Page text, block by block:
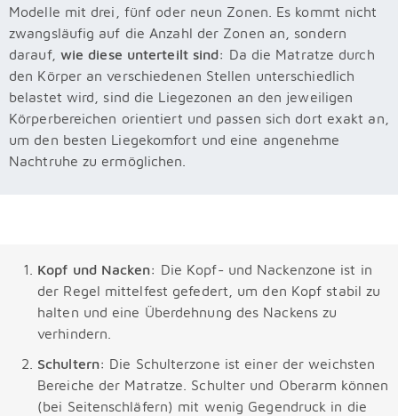
Modelle mit drei, fünf oder neun Zonen. Es kommt nicht
zwangsläufig auf die Anzahl der Zonen an, sondern
darauf, wie diese unterteilt sind: Da die Matratze durch
den Körper an verschiedenen Stellen unterschiedlich
belastet wird, sind die Liegezonen an den jeweiligen
Körperbereichen orientiert und passen sich dort exakt an,
um den besten Liegekomfort und eine angenehme
Nachtruhe zu ermöglichen.
Kopf und Nacken: Die Kopf- und Nackenzone ist in
der Regel mittelfest gefedert, um den Kopf stabil zu
halten und eine Überdehnung des Nackens zu
verhindern.
Schultern: Die Schulterzone ist einer der weichsten
Bereiche der Matratze. Schulter und Oberarm können
(bei Seitenschläfern) mit wenig Gegendruck in die